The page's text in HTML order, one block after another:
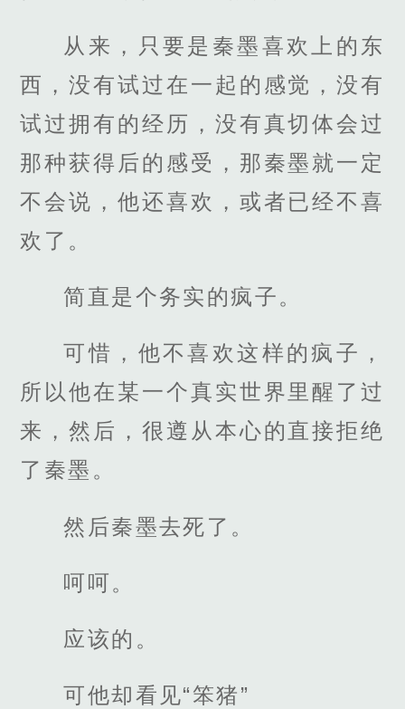
从来，只要是秦墨喜欢上的东
西，没有试过在一起的感觉，没有
试过拥有的经历，没有真切体会过
那种获得后的感受，那秦墨就一定
不会说，他还喜欢，或者已经不喜
欢了。
简直是个务实的疯子。
可惜，他不喜欢这样的疯子，
所以他在某一个真实世界里醒了过
来，然后，很遵从本心的直接拒绝
了秦墨。
然后秦墨去死了。
呵呵。
应该的。
可他却看见“笨猪”